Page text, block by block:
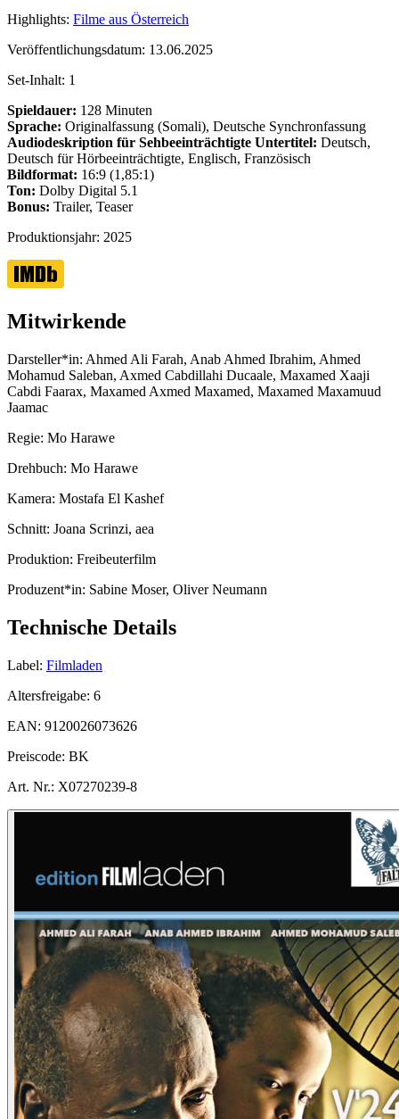
Highlights: Filme aus Österreich
Veröffentlichungsdatum: 13.06.2025
Set-Inhalt: 1
Spieldauer: 128 Minuten
Sprache: Originalfassung (Somali), Deutsche Synchronfassung
Audiodeskription für Sehbeeinträchtigte Untertitel: Deutsch,
Deutsch für Hörbeeinträchtigte, Englisch, Französisch
Bildformat: 16:9 (1,85:1)
Ton: Dolby Digital 5.1
Bonus: Trailer, Teaser
Produktionsjahr: 2025
Mitwirkende
Darsteller*in: Ahmed Ali Farah, Anab Ahmed Ibrahim, Ahmed
Mohamud Saleban, Axmed Cabdillahi Ducaale, Maxamed Xaaji
Cabdi Faarax, Maxamed Axmed Maxamed, Maxamed Maxamuud
Jaamac
Regie: Mo Harawe
Drehbuch: Mo Harawe
Kamera: Mostafa El Kashef
Schnitt: Joana Scrinzi, aea
Produktion: Freibeuterfilm
Produzent*in: Sabine Moser, Oliver Neumann
Technische Details
Label: Filmladen
Altersfreigabe: 6
EAN: 9120026073626
Preiscode: BK
Art. Nr.: X07270239-8